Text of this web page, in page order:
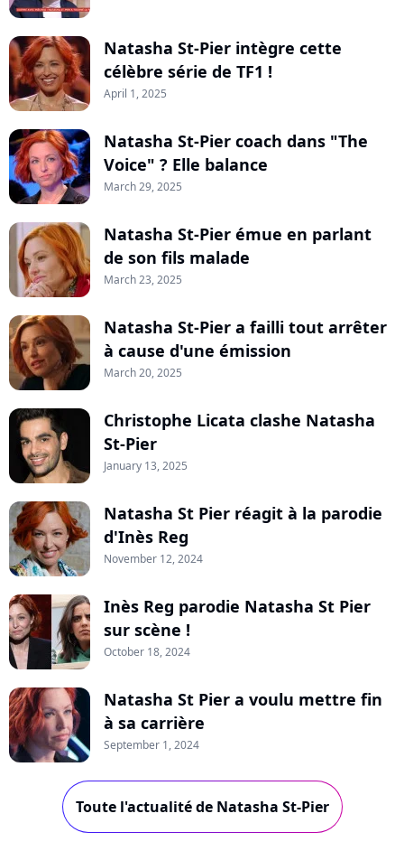
Natasha St-Pier intègre cette
célèbre série de TF1 !
April 1, 2025
Natasha St-Pier coach dans "The
Voice" ? Elle balance
March 29, 2025
Natasha St-Pier émue en parlant
de son fils malade
March 23, 2025
Natasha St-Pier a failli tout arrêter
à cause d'une émission
March 20, 2025
Christophe Licata clashe Natasha
St-Pier
January 13, 2025
Natasha St Pier réagit à la parodie
d'Inès Reg
November 12, 2024
Inès Reg parodie Natasha St Pier
sur scène !
October 18, 2024
Natasha St Pier a voulu mettre fin
à sa carrière
September 1, 2024
Toute l'actualité de Natasha St-Pier